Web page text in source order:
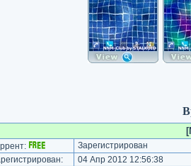
Зарегистрирован
04 Апр 2012 12:56:38